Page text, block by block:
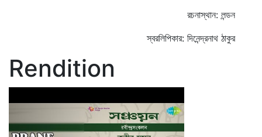
রচনাস্থান: লন্ডন
স্বরলিপিকার: দিনেন্দ্রনাথ ঠাকুর
Rendition